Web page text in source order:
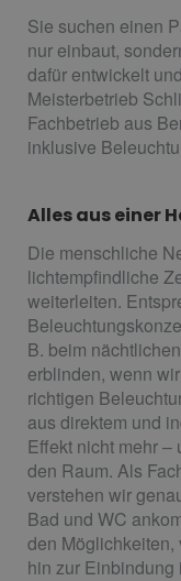
Sie suchen einen
nur einbaut,
dafür entwickelt
Meisterbetrieb
Fachbetrieb aus
inklusive
Alles aus einer
Die menschliche
lichtempfindliche
weiterleiten.
B. beim
erblinden, wenn
richtigen
aus direktem und
Effekt nicht mehr –
den Raum. Als
verstehen wir
Bad und WC
den
hin zur Einbindung